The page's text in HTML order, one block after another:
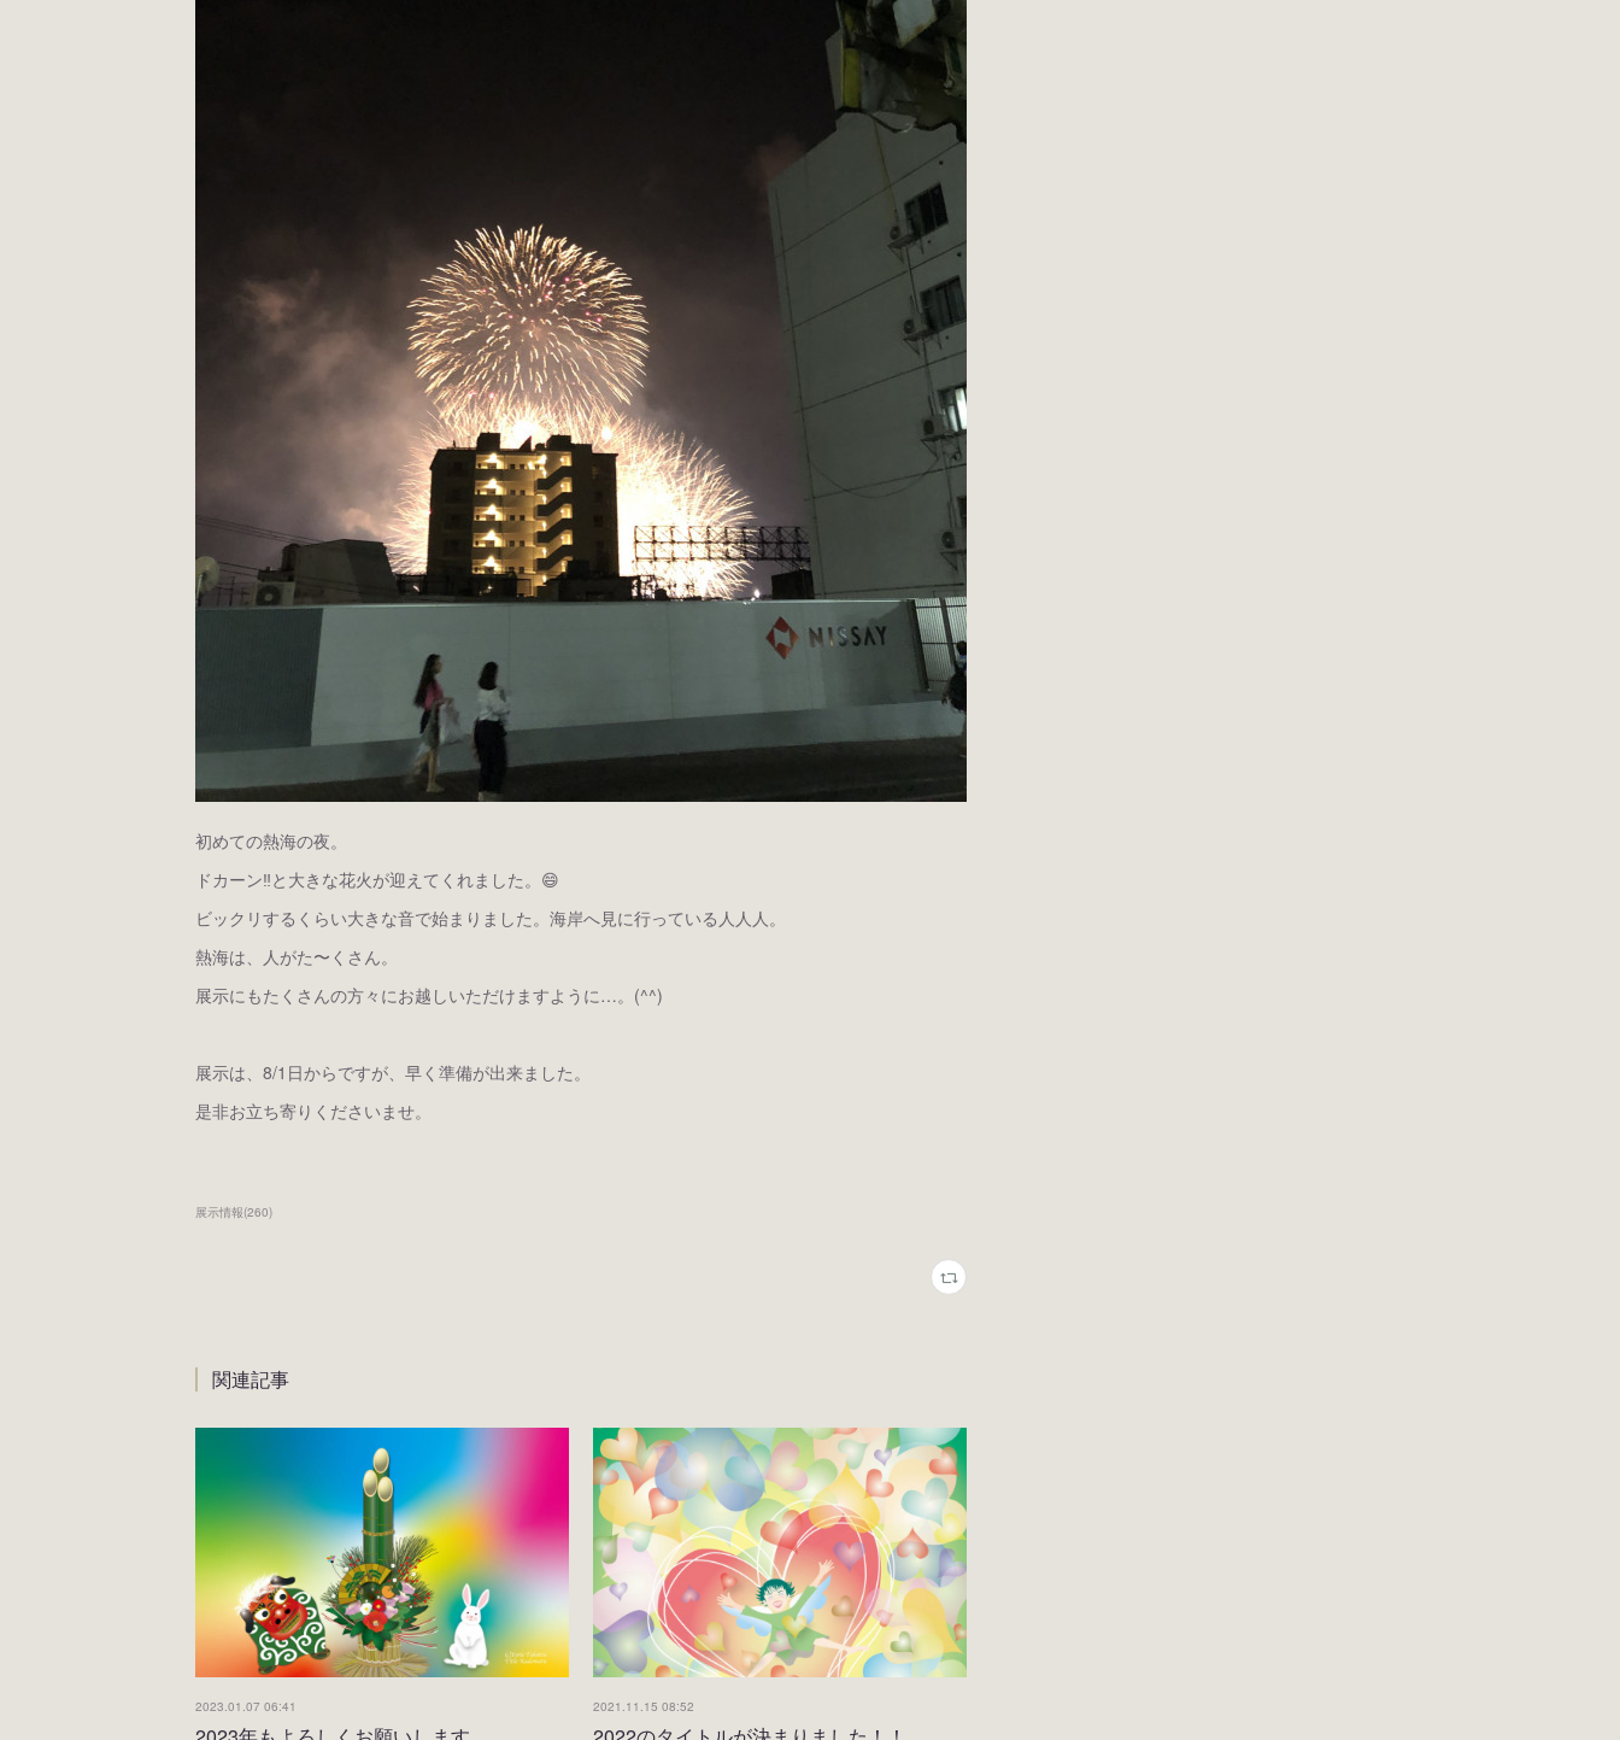
初めての熱海の夜。
ドカーン‼︎と大きな花火が迎えてくれました。😄
ビックリするくらい大きな音で始まりました。海岸へ見に行っている人人人。
熱海は、人がた〜くさん。
展示にもたくさんの方々にお越しいただけますように…。(^^)
展示は、8/1日からですが、早く準備が出来ました。
是非お立ち寄りくださいませ。
展示情報(260)
関連記事
2023.01.07 06:41 2021.11.15 08:52